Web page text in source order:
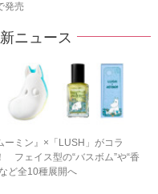
発売
ニュース
ーミン』×「LUSH」がコラ
フェイス型の“バスボム”や“香
ど全10種展開へ